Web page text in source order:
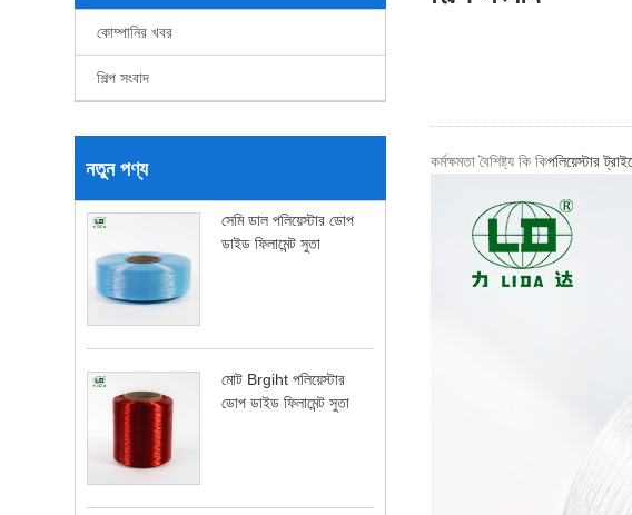
কোম্পানির খবর
শিল্প সংবাদ
নতুন পণ্য
সেমি ডাল পলিয়েস্টার ডোপ
ডাইড ফিলামেন্ট সুতা
মোট Brgiht পলিয়েস্টার
ডোপ ডাইড ফিলামেন্ট সুতা
কর্মক্ষমতা বৈশিষ্ট্য কি কিপলিয়েস্টার